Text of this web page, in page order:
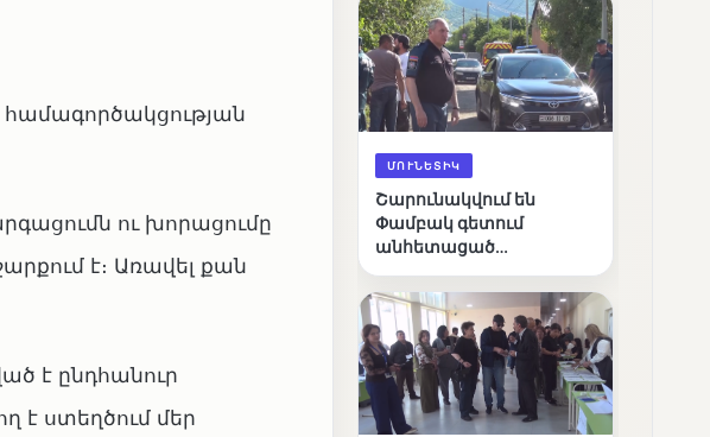
համագործակցության
ու խորացումը
է։ Առավել քան
է ընդհանուր
է ստեղծում մեր
ՄՈՒՆԵՏԻԿ
Շարունակվում են
Փամբակ գետում
անհետացած
որոնողական
աշխատանքները